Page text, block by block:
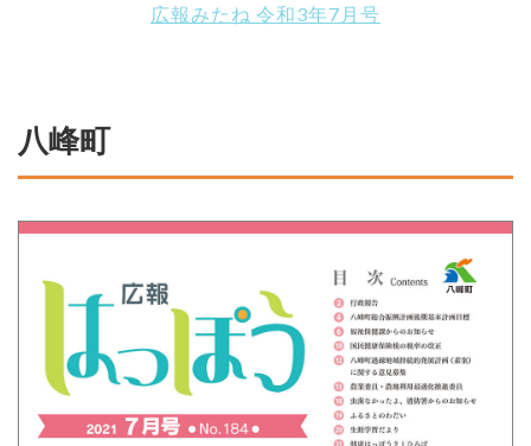
広報みたね 令和3年7月号
八峰町